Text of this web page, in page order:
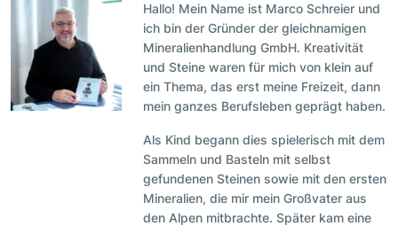
Hallo! Mein Name ist Marco Schreier und
ich bin der Gründer der gleichnamigen
Mineralienhandlung GmbH. Kreativität
und Steine waren für mich von klein auf
ein Thema, das erst meine Freizeit, dann
mein ganzes Berufsleben geprägt haben.
Als Kind begann dies spielerisch mit dem
Sammeln und Basteln mit selbst
gefundenen Steinen sowie mit den ersten
Mineralien, die mir mein Großvater aus
den Alpen mitbrachte. Später kam eine